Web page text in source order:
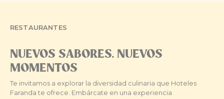
RESTAURANTES
NUEVOS SABORES. NUEVOS
MOMENTOS
Te invitamos a explorar la diversidad culinaria que Hoteles
Faranda te ofrece. Embárcate en una experiencia